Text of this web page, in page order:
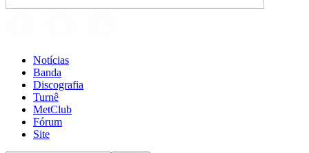
Notícias
Banda
Discografia
Turnê
MetClub
Fórum
Site